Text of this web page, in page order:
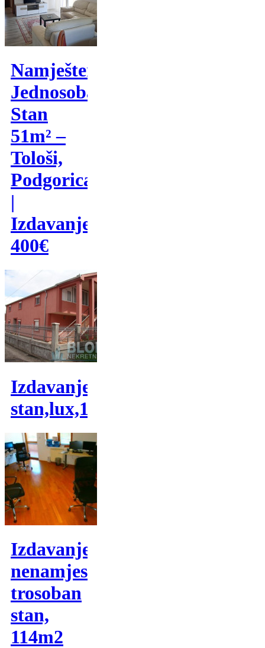
Namješten
Jednosoban
Stan
51m² –
Tološi,
Podgorica
|
Izdavanje
400€
Izdavanje,trosoban
stan,lux,135m2
Izdavanje,
nenamjesten
trosoban
stan,
114m2